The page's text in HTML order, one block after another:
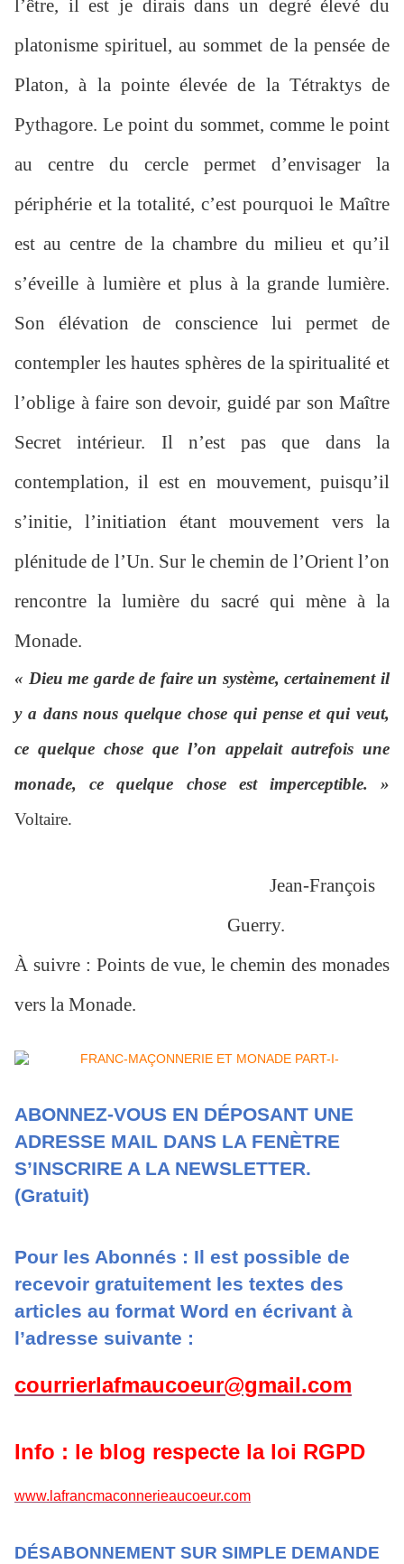
l’être, il est je dirais dans un degré élevé du
platonisme spirituel, au sommet de la pensée de
Platon, à la pointe élevée de la Tétraktys de
Pythagore. Le point du sommet, comme le point
au centre du cercle permet d’envisager la
périphérie et la totalité, c’est pourquoi le Maître
est au centre de la chambre du milieu et qu’il
s’éveille à lumière et plus à la grande lumière.
Son élévation de conscience lui permet de
contempler les hautes sphères de la spiritualité et
l’oblige à faire son devoir, guidé par son Maître
Secret intérieur. Il n’est pas que dans la
contemplation, il est en mouvement, puisqu’il
s’initie, l’initiation étant mouvement vers la
plénitude de l’Un. Sur le chemin de l’Orient l’on
rencontre la lumière du sacré qui mène à la
Monade.
« Dieu me garde de faire un système, certainement il
y a dans nous quelque chose qui pense et qui veut,
ce quelque chose que l’on appelait autrefois une
monade, ce quelque chose est imperceptible. »
Voltaire.
Jean-François
Guerry.
À suivre : Points de vue, le chemin des monades
vers la Monade.
ABONNEZ-VOUS EN DÉPOSANT UNE
ADRESSE MAIL DANS LA FENÈTRE
S’INSCRIRE A LA NEWSLETTER.
(Gratuit)
Pour les Abonnés : Il est possible de
recevoir gratuitement les textes des
articles au format Word en écrivant à
l’adresse suivante :
courrierlafmaucoeur@gmail.com
Info : le blog respecte la loi RGPD
www.lafrancmaconnerieaucoeur.com
DÉSABONNEMENT SUR SIMPLE DEMANDE